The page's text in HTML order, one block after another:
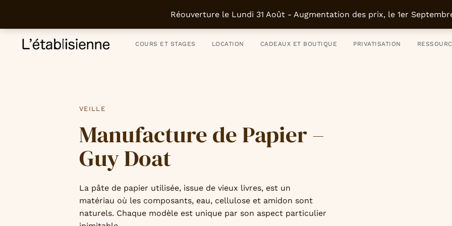
Réouverture le Lundi 31 Août - Augmentation des prix, le 1er
Atelier parisien depuis 2011 - Artisanat du meuble et de l’objet - Découvrir, se former et faire 01 43 46 35
COURS ET STAGES LOCATION CADEAUX ET BOUTIQUE PRIVATISATION
VEILLE
Manufacture de Papier –
Guy Doat
La pâte de papier utilisée, issue de vieux livres, est un
matériau où les composants, eau, cellulose et amidon sont
naturels. Chaque modèle est unique par son aspect particulier